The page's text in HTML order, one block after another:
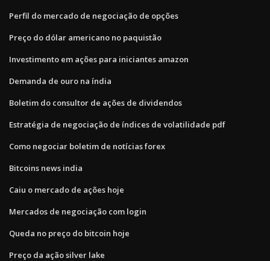
Perfil do mercado de negociação de opções
Preço do dólar americano no paquistão
Investimento em ações para iniciantes amazon
Demanda de ouro na índia
Boletim do consultor de ações de dividendos
Estratégia de negociação de índices de volatilidade pdf
Como negociar boletim de notícias forex
Bitcoins news india
Caiu o mercado de ações hoje
Mercados de negociação com login
Queda no preço do bitcoin hoje
Preço da ação silver lake